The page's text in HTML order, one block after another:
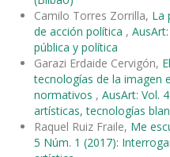
Camilo Torres Zorrilla, La
de acción política ,
pública y política
Garazi Erdaide Cervigón,
tecnologías de la imagen
normativos , AusArt: Vol.
artísticas, tecnologías
Raquel Ruiz Fraile, Me
5 Núm. 1 (2017):